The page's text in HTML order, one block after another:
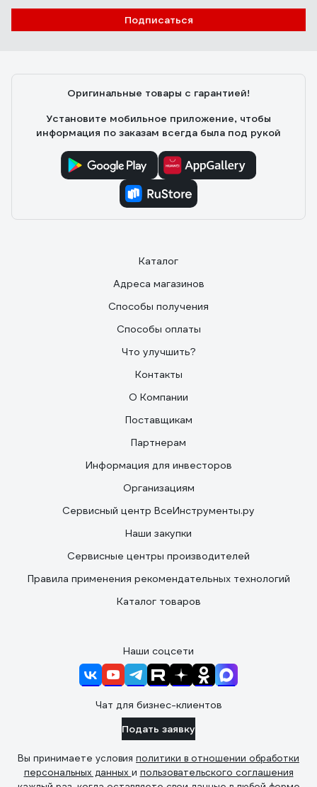
Подписаться
Оригинальные товары с гарантией!
Установите мобильное приложение, чтобы
информация по заказам всегда была под рукой
Каталог
Адреса магазинов
Способы получения
Способы оплаты
Что улучшить?
Контакты
О Компании
Поставщикам
Партнерам
Информация для инвесторов
Организациям
Сервисный центр ВсеИнструменты.ру
Наши закупки
Сервисные центры производителей
Правила применения рекомендательных технологий
Каталог товаров
Наши соцсети
Чат для бизнес-клиентов
Подать заявку
Вы принимаете условия политики в отношении обработки
персональных данных и пользовательского соглашения